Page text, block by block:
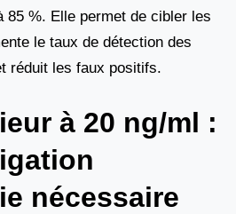
85 %. Elle permet de cibler les
le taux de détection des
réduit les faux positifs.
à 20 ng/ml :
nécessaire